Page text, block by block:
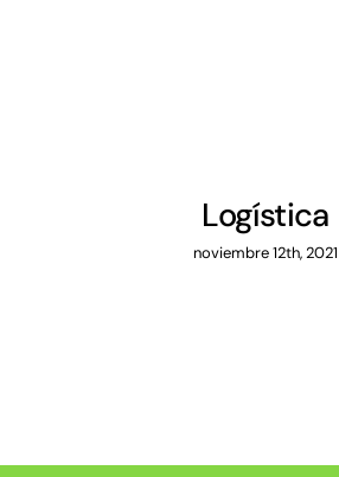
Logística
noviembre 12th, 2021